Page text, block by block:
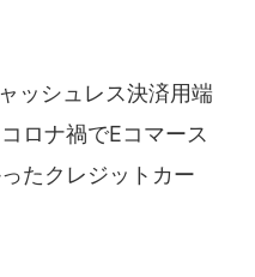
ッシュレス決済用端
ロナ禍でEコマース
たクレジットカー